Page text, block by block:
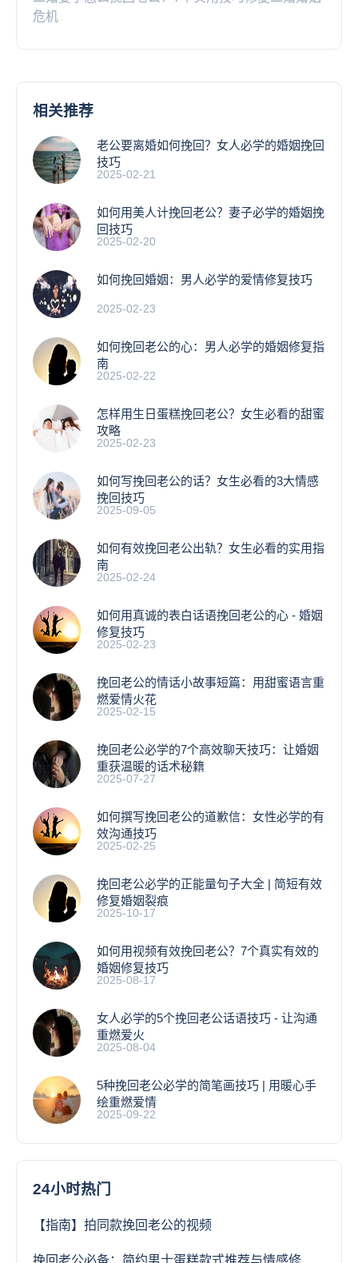
危机
相关推荐
老公要离婚如何挽回？女人必学的婚姻挽回
技巧
2025-02-21
如何用美人计挽回老公？妻子必学的婚姻挽
回技巧
2025-02-20
如何挽回婚姻：男人必学的爱情修复技巧
2025-02-23
如何挽回老公的心：男人必学的婚姻修复指
南
2025-02-22
怎样用生日蛋糕挽回老公？女生必看的甜蜜
攻略
2025-02-23
如何写挽回老公的话？女生必看的3大情感
挽回技巧
2025-09-05
如何有效挽回老公出轨？女生必看的实用指
南
2025-02-24
如何用真诚的表白话语挽回老公的心 - 婚姻
修复技巧
2025-02-23
挽回老公的情话小故事短篇：用甜蜜语言重
燃爱情火花
2025-02-15
挽回老公必学的7个高效聊天技巧：让婚姻
重获温暖的话术秘籍
2025-07-27
如何撰写挽回老公的道歉信：女性必学的有
效沟通技巧
2025-02-25
挽回老公必学的正能量句子大全 | 简短有效
修复婚姻裂痕
2025-10-17
如何用视频有效挽回老公？7个真实有效的
婚姻修复技巧
2025-08-17
女人必学的5个挽回老公话语技巧 - 让沟通
重燃爱火
2025-08-04
5种挽回老公必学的简笔画技巧 | 用暖心手
绘重燃爱情
2025-09-22
24小时热门
【指南】拍同款挽回老公的视频
挽回老公必备：简约男士蛋糕款式推荐与情感修复指南